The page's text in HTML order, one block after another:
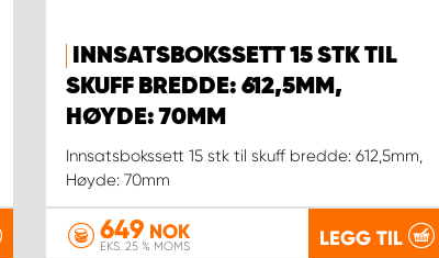
INNSATSBOKSSETT 15 STK TIL
SKUFF BREDDE: 612,5MM,
HØYDE: 70MM
Innsatsbokssett 15 stk til skuff bredde: 612,5mm,
Høyde: 70mm
649NOK
EKS. 25 % MOMS LEGG TIL